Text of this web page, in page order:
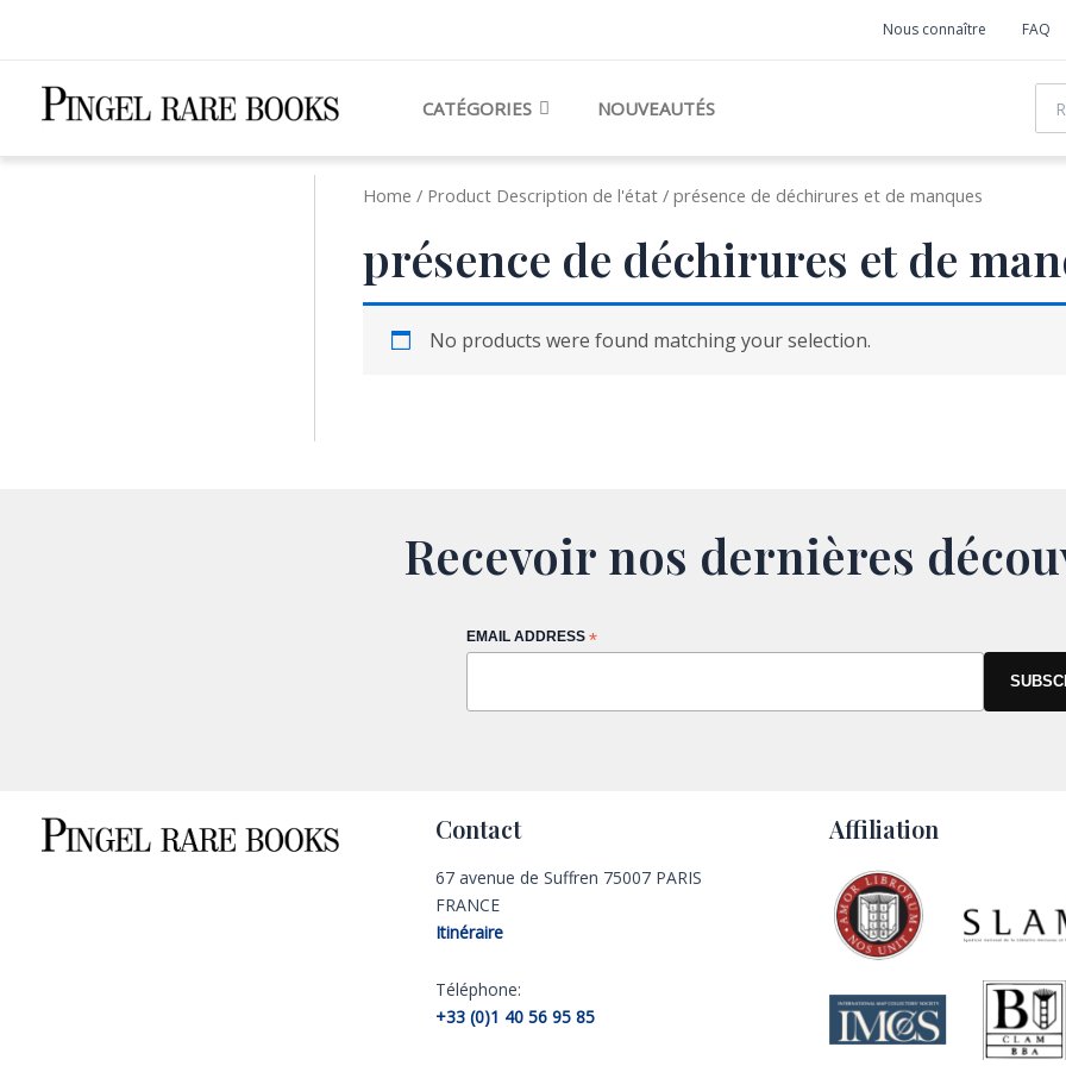
Nous connaître FAQ
CATÉGORIES NOUVEAUTÉS
Home / Product Description de l'état / présence de déchirures et de manques
présence de déchirures et de
No products were found matching your selection.
Recevoir nos dernières
EMAIL ADDRESS *
Contact
67 avenue de Suffren 75007 PARIS
FRANCE
Itinéraire
Téléphone:
+33 (0)1 40 56 95 85
Affiliation